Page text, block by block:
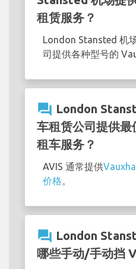
租赁服务？
London Stansted 机
司提供各种型号的
question_answer London
车租赁公司提供
租车服务？
AVIS 通常提供
价格
question_answer London
哪些手动/手动挡